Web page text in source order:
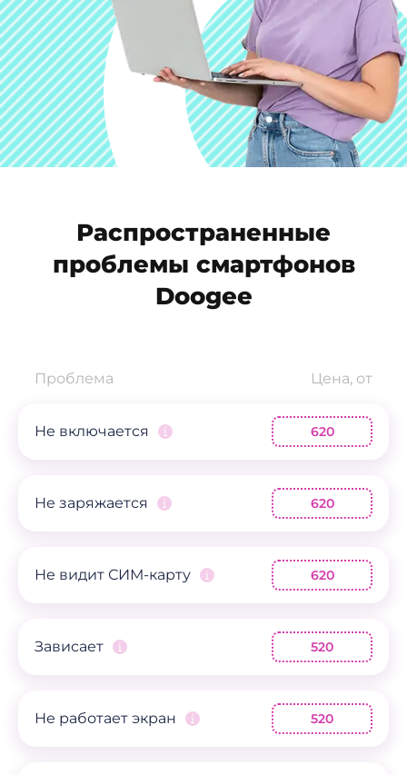
Распространенные
проблемы смартфонов
Doogee
Проблема Цена, от
Не включается 620
Не заряжается 620
Не видит СИМ-карту 620
Зависает 520
Не работает экран 520